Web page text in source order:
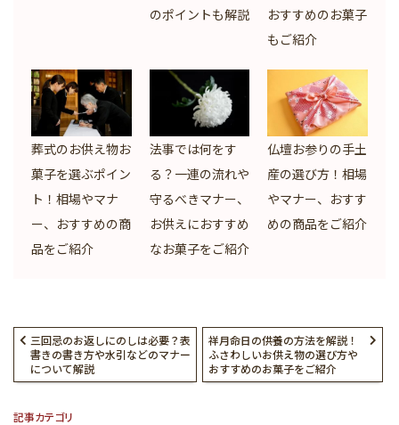
のポイントも解説
おすすめのお菓子
もご紹介
葬式のお供え物お
菓子を選ぶポイン
ト！相場やマナ
ー、おすすめの商
品をご紹介
法事では何をす
る？一連の流れや
守るべきマナー、
お供えにおすすめ
なお菓子をご紹介
仏壇お参りの手土
産の選び方！相場
やマナー、おすす
めの商品をご紹介
三回忌のお返しにのしは必要？表
書きの書き方や水引などのマナー
について解説
祥月命日の供養の方法を解説！
ふさわしいお供え物の選び方や
おすすめのお菓子をご紹介
記事カテゴリ